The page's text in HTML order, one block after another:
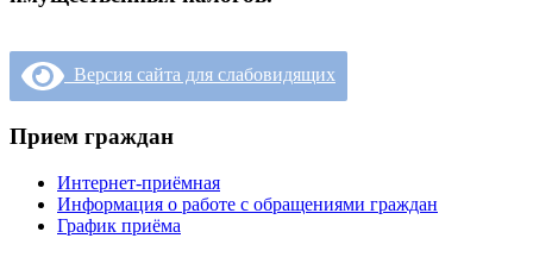
Версия сайта для слабовидящих
Прием граждан
Интернет-приёмная
Информация о работе с обращениями граждан
График приёма